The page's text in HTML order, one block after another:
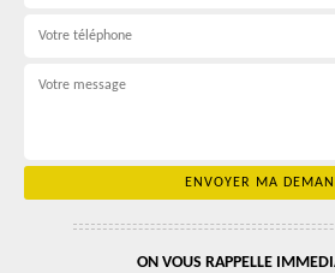
ON VOUS RAPPELLE